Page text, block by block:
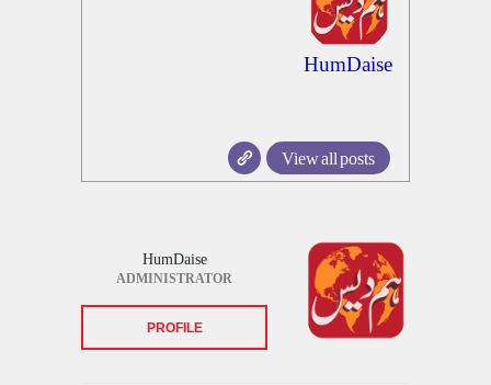
HumDaise
View all posts
HumDaise
ADMINISTRATOR
PROFILE